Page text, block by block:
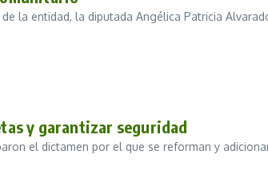
la entidad, la diputada Angélica Patricia
y garantizar seguridad
el dictamen por el que se reforman y